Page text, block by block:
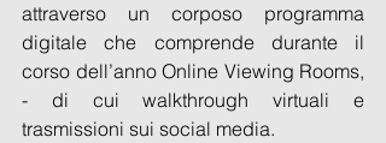
attraverso un corposo programma
digitale che comprende durante il
corso dell’anno Online Viewing Rooms,
- di cui walkthrough virtuali e
trasmissioni sui social media.